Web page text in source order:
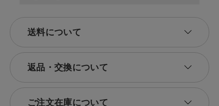
送料について
返品・交換について
ご注文在庫について